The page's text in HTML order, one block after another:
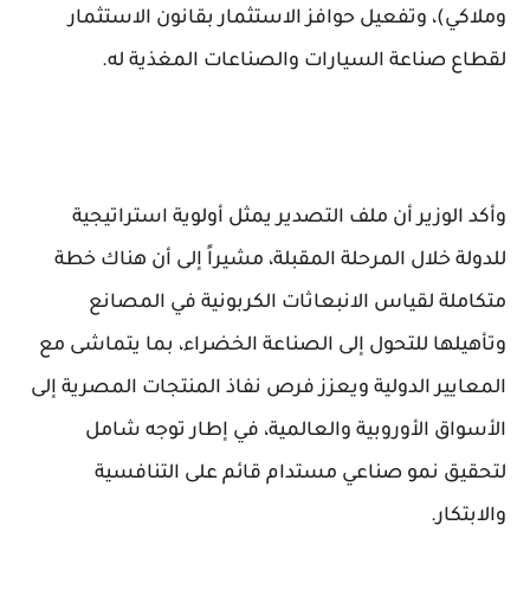
وملاكي)، وتفعيل حوافز الاستثمار بقانون الاستثمار
لقطاع صناعة السيارات والصناعات المغذية له.
وأكد الوزير أن ملف التصدير يمثل أولوية استراتيجية
للدولة خلال المرحلة المقبلة، مشيراً إلى أن هناك خطة
متكاملة لقياس الانبعاثات الكربونية في المصانع
وتأهيلها للتحول إلى الصناعة الخضراء، بما يتماشى مع
المعايير الدولية ويعزز فرص نفاذ المنتجات المصرية إلى
الأسواق الأوروبية والعالمية، في إطار توجه شامل
لتحقيق نمو صناعي مستدام قائم على التنافسية
والابتكار.